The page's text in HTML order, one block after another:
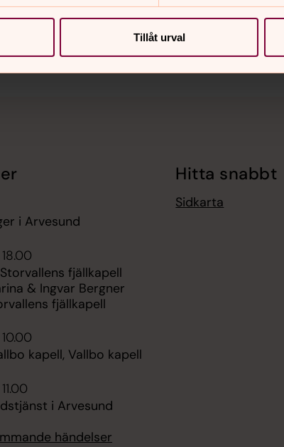
Tillåt urval
i Arvesund
fjällkapell
& Ingvar Bergner
fjällkapell
kapell, Vallbo kapell
i Arvesund
händelser
Hitta snabbt
Sidkarta